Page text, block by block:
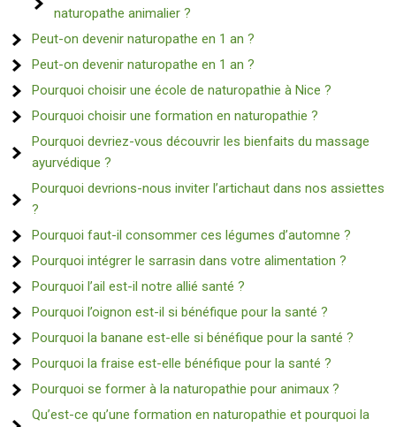
naturopathe animalier ?
Peut-on devenir naturopathe en 1 an ?
Peut-on devenir naturopathe en 1 an ?
Pourquoi choisir une école de naturopathie à Nice ?
Pourquoi choisir une formation en naturopathie ?
Pourquoi devriez-vous découvrir les bienfaits du massage
ayurvédique ?
Pourquoi devrions-nous inviter l’artichaut dans nos assiettes
?
Pourquoi faut-il consommer ces légumes d’automne ?
Pourquoi intégrer le sarrasin dans votre alimentation ?
Pourquoi l’ail est-il notre allié santé ?
Pourquoi l’oignon est-il si bénéfique pour la santé ?
Pourquoi la banane est-elle si bénéfique pour la santé ?
Pourquoi la fraise est-elle bénéfique pour la santé ?
Pourquoi se former à la naturopathie pour animaux ?
Qu’est-ce qu’une formation en naturopathie et pourquoi la